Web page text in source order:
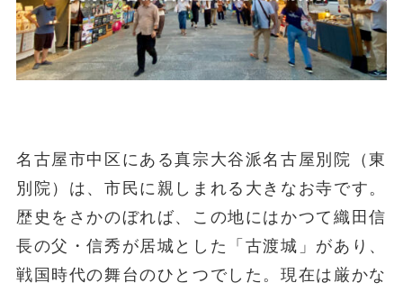
名古屋市中区にある真宗大谷派名古屋別院（東
別院）は、市民に親しまれる大きなお寺です。
歴史をさかのぼれば、この地にはかつて織田信
長の父・信秀が居城とした「古渡城」があり、
戦国時代の舞台のひとつでした。現在は厳かな